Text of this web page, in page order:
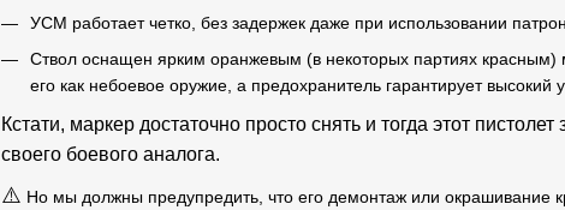
УСМ работает четко, без задержек даже при использовании
Ствол оснащен ярким оранжевым (в некоторых партиях
его как небоевое оружие, а предохранитель гарантирует высокий
Кстати, маркер достаточно просто снять и тогда этот
своего боевого аналога.
⚠️ Но мы должны предупредить, что его демонтаж или окрашивание